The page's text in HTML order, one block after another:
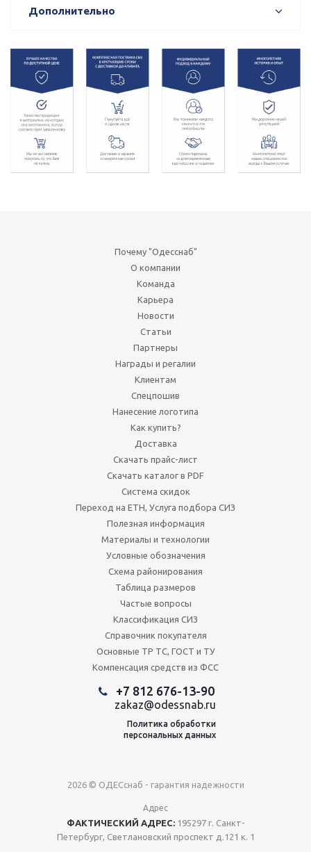
Дополнительно
Почему "Одесснаб"
О компании
Команда
Карьера
Новости
Статьи
Партнеры
Награды и регалии
Клиентам
Спецпошив
Нанесение логотипа
Как купить?
Доставка
Скачать прайс-лист
Скачать каталог в PDF
Система скидок
Переход на ЕТН, Услуга подбора СИЗ
Полезная информация
Материалы и технологии
Условные обозначения
Схема районирования
Таблица размеров
Частые вопросы
Классификация СИЗ
Справочник покупателя
Основные ТР ТС, ГОСТ и ТУ
Компенсация средств из ФСС
+7 812 676-13-90
zakaz@odessnab.ru
Политика обработки
персональных данных
2026 © ОДЕСснаб - гарантия надежности
Адрес
ФАКТИЧЕСКИЙ АДРЕС:195297 г. Санкт-
Петербург, Светлановский проспект д.121 к. 1